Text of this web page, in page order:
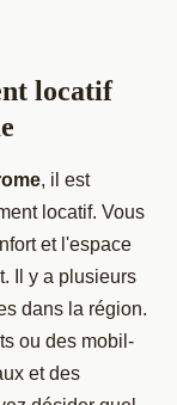
locatif
, il est
locatif. Vous
et l'espace
Il y a plusieurs
dans la région.
ou des mobil-
et des